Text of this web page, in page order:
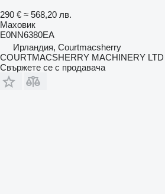
290 € ≈ 568,20 лв.
Маховик
E0NN6380EA
Ирландия, Courtmacsherry
COURTMACSHERRY MACHINERY LTD
Свържете се с продавача